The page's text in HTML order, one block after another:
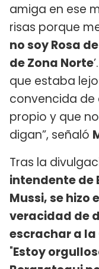
amiga en ese
risas porque
no soy Rosa
de Zona Norte
que estaba
convencida de
propio y que
digan”, señaló
Tras la
intendente de
Mussi, se hizo
veracidad de
escrachar a
"Estoy